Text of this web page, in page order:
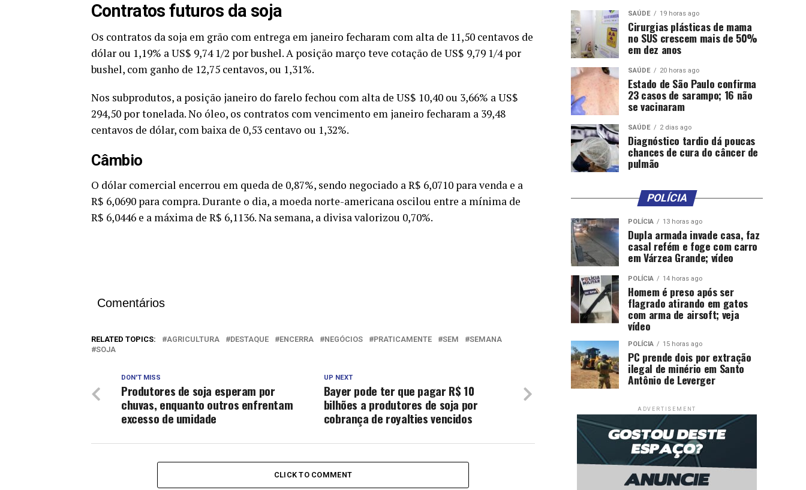
Contratos futuros da soja
Os contratos da soja em grão com entrega em janeiro fecharam com alta de 11,50 centavos de
dólar ou 1,19% a US$ 9,74 1/2 por bushel. A posição março teve cotação de US$ 9,79 1/4 por
bushel, com ganho de 12,75 centavos, ou 1,31%.
Nos subprodutos, a posição janeiro do farelo fechou com alta de US$ 10,40 ou 3,66% a US$
294,50 por tonelada. No óleo, os contratos com vencimento em janeiro fecharam a 39,48
centavos de dólar, com baixa de 0,53 centavo ou 1,32%.
Câmbio
O dólar comercial encerrou em queda de 0,87%, sendo negociado a R$ 6,0710 para venda e a
R$ 6,0690 para compra. Durante o dia, a moeda norte-americana oscilou entre a mínima de
R$ 6,0446 e a máxima de R$ 6,1136. Na semana, a divisa valorizou 0,70%.
Comentários
RELATED TOPICS: AGRICULTURA DESTAQUE ENCERRA NEGÓCIOS PRATICAMENTE SEM
SEMANA
SOJA
UP NEXT
Bayer pode ter que pagar R$ 10
bilhões a produtores de soja por
cobrança de royalties vencidos
DON'T MISS
Produtores de soja esperam por
chuvas, enquanto outros enfrentam
excesso de umidade
CLICK TO COMMENT
SAÚDE 19 horas ago
Cirurgias plásticas de mama
no SUS crescem mais de 50%
em dez anos
SAÚDE 20 horas ago
Estado de São Paulo confirma
23 casos de sarampo; 16 não
se vacinaram
SAÚDE 2 dias ago
Diagnóstico tardio dá poucas
chances de cura do câncer de
pulmão
POLÍCIA
POLÍCIA 13 horas ago
Dupla armada invade casa, faz
casal refém e foge com carro
em Várzea Grande; vídeo
POLÍCIA 14 horas ago
Homem é preso após ser
flagrado atirando em gatos
com arma de airsoft; veja
vídeo
POLÍCIA 15 horas ago
PC prende dois por extração
ilegal de minério em Santo
Antônio de Leverger
ADVERTISEMENT